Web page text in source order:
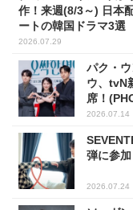
作！来週(8/3～) 日本
ートの韓国ドラマ3選
2026.07.29
パク・
ウ、tvN
席！
2026.07.14
弾に参
2026.07.24